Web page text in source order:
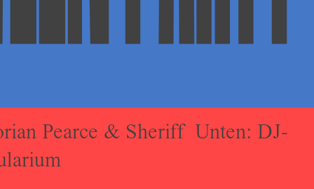
Pearce & Sheriff Unten: DJ-